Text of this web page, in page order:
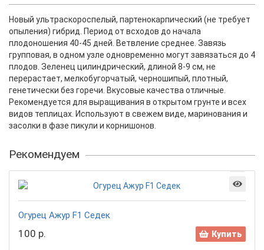
Новый ультраскороспелый, партенокарпический (не требует
опыления) гибрид. Период от всходов до начала
плодоношения 40-45 дней. Ветвление среднее. Завязь
групповая, в одном узле одновременно могут завязаться до 4
плодов. Зеленец цилиндрический, длиной 8-9 см, не
перерастает, мелкобугорчатый, черношипый, плотный,
генетически без горечи. Вкусовые качества отличные.
Рекомендуется для выращивания в открытом грунте и всех
видов теплицах. Используют в свежем виде, маринования и
засолки в фазе пикули и корнишонов.
Рекомендуем
Огурец Ажур F1 Седек
100 р. Купить